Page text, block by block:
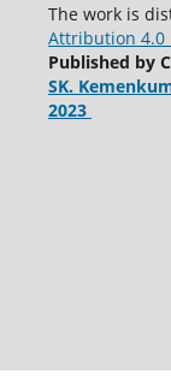
The work is
Attribution 4.0
Published by
SK.
2023